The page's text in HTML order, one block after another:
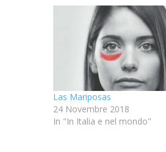
Las Mariposas
24 Novembre 2018
In "In Italia e nel mondo"